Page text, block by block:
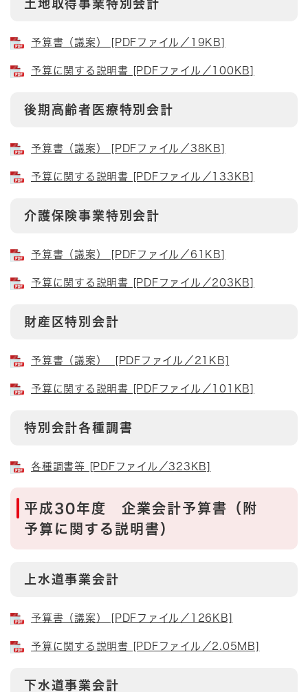
土地取得事業特別会計
予算書（議案） [PDFファイル／19KB]
予算に関する説明書 [PDFファイル／100KB]
後期高齢者医療特別会計
予算書（議案） [PDFファイル／38KB]
予算に関する説明書 [PDFファイル／133KB]
介護保険事業特別会計
予算書（議案） [PDFファイル／61KB]
予算に関する説明書 [PDFファイル／203KB]
財産区特別会計
予算書（議案） [PDFファイル／21KB]
予算に関する説明書 [PDFファイル／101KB]
特別会計各種調書
各種調書等 [PDFファイル／323KB]
平成30年度 企業会計予算書（附
予算に関する説明書）
上水道事業会計
予算書（議案） [PDFファイル／126KB]
予算に関する説明書 [PDFファイル／2.05MB]
下水道事業会計